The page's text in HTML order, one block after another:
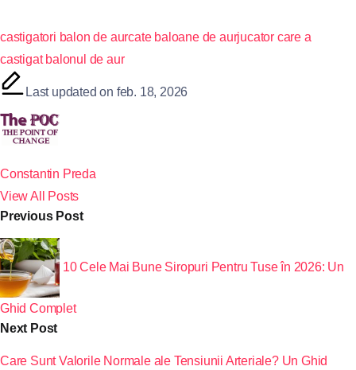
castigatori balon de aurcate baloane de aurjucator care a
castigat balonul de aur
Last updated on feb. 18, 2026
Constantin Preda
View All Posts
Previous Post
10 Cele Mai Bune Siropuri Pentru Tuse în 2026: Un
Ghid Complet
Next Post
Care Sunt Valorile Normale ale Tensiunii Arteriale? Un Ghid